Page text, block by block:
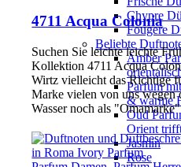
Chypre
Fougere
Beliebte
Amber
Parfum
& warme
Oud
Orient
Jasmin
Rose
4711 Acqua Colonia
Suchen Sie leichte leichte
Kollektion 4711 Acqua
Wirtz vielleicht das Richtige
Marke vielen von uns wegen
Wasser noch als